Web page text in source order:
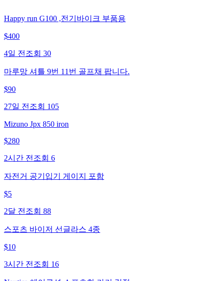
Happy run G100 ,전기바이크 부품용
$400
4일 전 조회 30
마루망 셔틀 9번 11번 골프채 팝니다.
$90
27일 전 조회 105
Mizuno Jpx 850 iron
$280
2시간 전 조회 6
자전거 공기입기 게이지 포함
$5
2달 전 조회 88
스포츠 바이저 선글라스 4종
$10
3시간 전 조회 16